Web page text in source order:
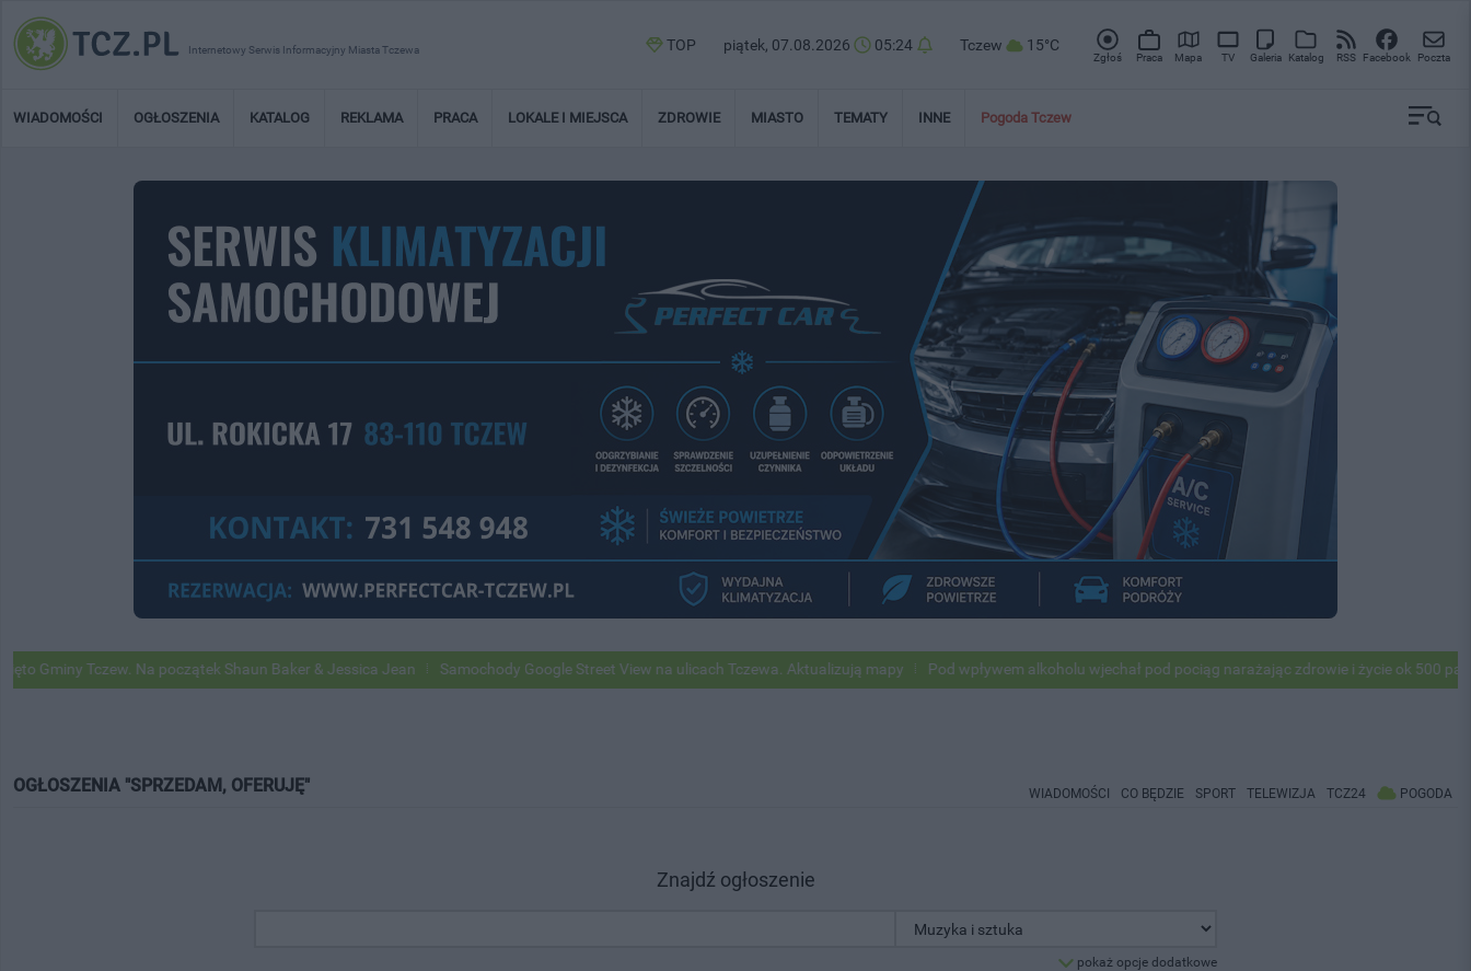
Internetowy Serwis Informacyjny Miasta Tczewa TOP piątek, 07.08.2026 05:24 Tczew 15°C
Zgłoś Praca Mapa TV Galeria Katalog RSS Facebook Poczta
WIADOMOŚCI OGŁOSZENIA KATALOG REKLAMA PRACA LOKALE I MIEJSCA ZDROWIE MIASTO TEMATY INNE Pogoda Tczew
Tczew. Na początek Shaun Baker & Jessica Jean Samochody Google Street View na ulicach Tczewa. Aktualizują mapy Pod wpływem alkoholu wjechał pod pociąg narażając zdrowie i życie ok 500
OGŁOSZENIA "SPRZEDAM, OFERUJĘ" WIADOMOŚCI CO BĘDZIE SPORT TELEWIZJA TCZ24 POGODA
Znajdź ogłoszenie
pokaż opcje dodatkowe